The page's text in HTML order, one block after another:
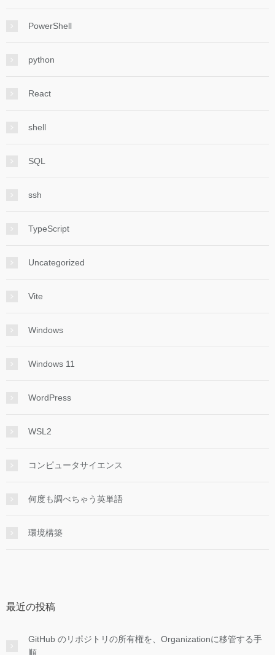
PowerShell
python
React
shell
SQL
ssh
TypeScript
Uncategorized
Vite
Windows
Windows 11
WordPress
WSL2
コンピュータサイエンス
何度も調べちゃう英単語
環境構築
最近の投稿
GitHub のリポジトリの所有権を、Organizationに移管する手
順